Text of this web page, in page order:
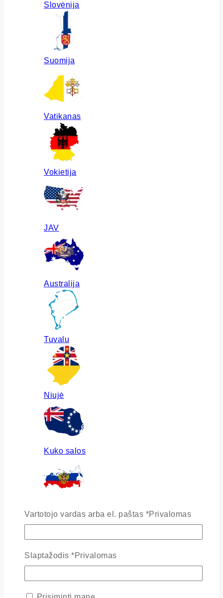
Slovėnija
Suomija
Vatikanas
Vokietija
JAV
Australija
Tuvalu
Niujė
Kuko salos
Vartotojo vardas arba el. paštas *Privalomas
Slaptažodis *Privalomas